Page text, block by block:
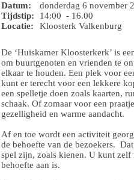
Datum:
donderdag 6 november
Tijdstip:
14:00 - 16.00
Locatie:
Kloosterk Valkenburg
De ‘Huiskamer Kloosterkerk’ is
om buurtgenoten en vrienden te
elkaar te houden. Een plek voor
kunt er terecht voor een lekkere
een spelletje doen zoals kaarten,
schaak. Of zomaar voor een
gezelligheid en warme aandacht.
Af en toe wordt een activiteit
de behoefte van de bezoekers.
spel zijn, zoals kienen. U kunt zelf
behoefte aan is.